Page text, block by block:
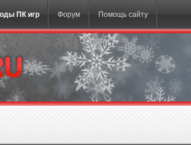
ПК игр Форум Помощь сайту